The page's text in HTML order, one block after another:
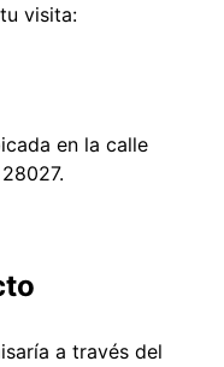
visita:
en la calle
a través del